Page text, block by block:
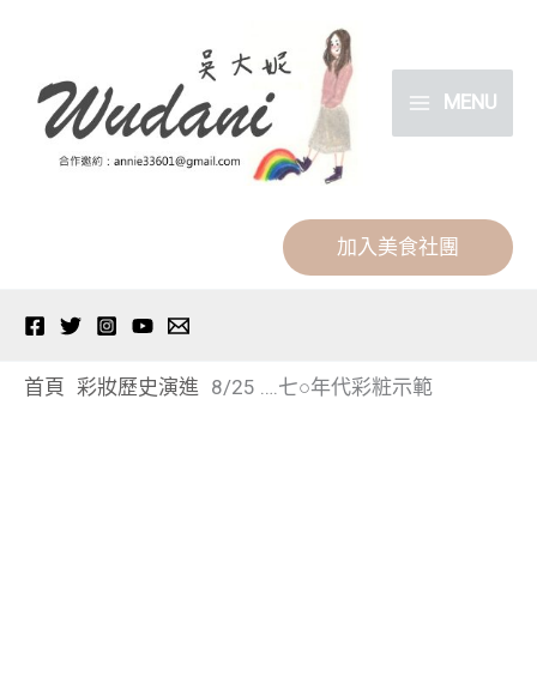
MENU
加入美食社團
首頁 彩妝歷史演進 8/25 ….七○年代彩粧示範